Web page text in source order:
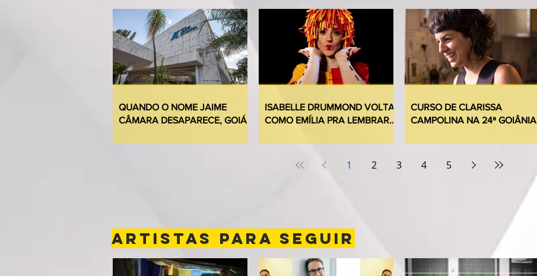
QUANDO O NOME JAIME
CÂMARA DESAPARECE, GOIÁS
PRÓPRIA HISTÓRIA
ISABELLE DRUMMOND VOLTA
COMO EMÍLIA PRA LEMBRAR
“SÍTIO”
CURSO DE CLARISSA
CAMPOLINA NA 24ª GOIÂNIA
INSCRIÇÕES ABERTAS
1 2 3 4 5
ARTISTAS PARA SEGUIR